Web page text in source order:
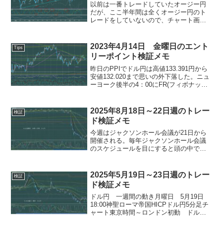
以前は一番トレードしていたオージー円
だが、ここ半年間は全くオージー円のト
レードをしていないので、チャート画像
場 23:00メリケン新築住宅販売件数ドル
円5分足チャート...
Tips
2023年4月14日 金曜日のエント
リーポイント検証メモ
昨日のPPIでドル円は高値133.391円から
安値132.020まで思いの外下落した。ニュ
ーヨーク後半の4：00にFR(フィボナッ
クローズ。本日の星３経済...
検証
2025年8月18日～22日週のトレー
ド検証メモ
今週はジャクソンホール会議が21日から
開催される。毎年ジャクソンホール会議
のスケジュールを目にすると頭の中で鳴
ス・スプリングスティーンの2枚組アルバ
ム「THE RIVE...
検証
2025年5月19日～23日週のトレー
ド検証メモ
ドル円 一週間の動き月曜日 5月19日
18:00神聖ローマ帝国HICPドル円5分足チ
ャート東京時間～ロンドン初動 ドル円1